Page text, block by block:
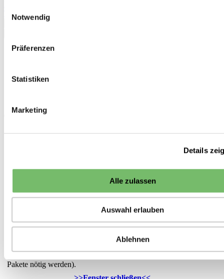
Informationen zu Cookies finden Sie in
Notwendig
Präferenzen
Statistiken
Marketing
Details
Alle zulassen
Auswahl erlauben
Ablehnen
Terra Preta
Mehr anzeigen >>
Zurück
Kürbisse
Sonstige Ware, die sofort lieferbar ist, liefern wir in der Regel
nicht sofort verfügbar ist, ist die voraussichtliche Lieferzeit oder
das Datum der nächsten Nachlieferung an dieser Stelle angegeben.
Grundsätzlich versuchen wir die Anzahl der Sendungen gering zu
Pakete nötig werden).